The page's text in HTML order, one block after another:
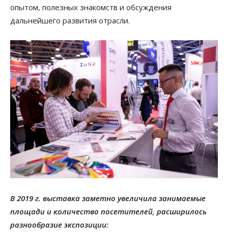
опытом, полезных знакомств и обсуждения
дальнейшего развития отрасли.
В 2019 г. выставка заметно увеличила занимаемые
площади и количество посетителей, расширилось
разнообразие экспозиции: